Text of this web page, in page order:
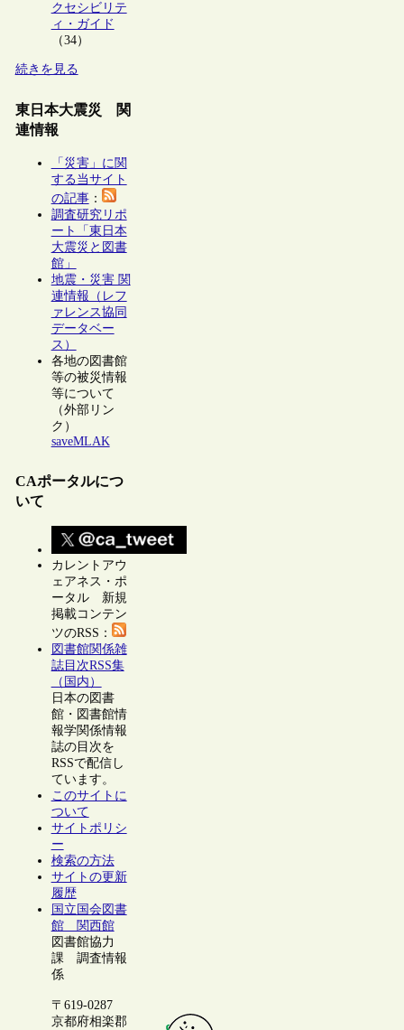
クセシビリテ
ィ・ガイド
（34）
続きを見る
東日本大震災 関
連情報
「災害」に関
する当サイト
の記事：
調査研究リポ
ート「東日本
大震災と図書
館」
地震・災害 関
連情報（レフ
ァレンス協同
データベー
ス）
各地の図書館
等の被災情報
等について
（外部リン
ク）
saveMLAK
CAポータルにつ
いて
カレントアウ
ェアネス・ポ
ータル 新規
掲載コンテン
ツのRSS：
図書館関係雑
誌目次RSS集
（国内）
日本の図書
館・図書館情
報学関係情報
誌の目次を
RSSで配信し
ています。
このサイトに
ついて
サイトポリシ
ー
検索の方法
サイトの更新
履歴
国立国会図書
館 関西館
図書館協力
課 調査情報
係
〒619-0287
京都府相楽郡